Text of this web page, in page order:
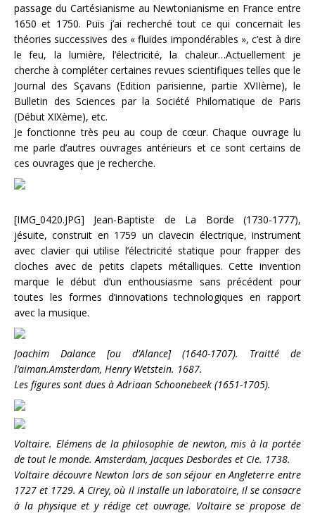
passage du Cartésianisme au Newtonianisme en France entre
1650 et 1750. Puis j’ai recherché tout ce qui concernait les
théories successives des « fluides impondérables », c’est à dire
le feu, la lumière, l’électricité, la chaleur…Actuellement je
cherche à compléter certaines revues scientifiques telles que le
Journal des Sçavans (Edition parisienne, partie XVIIème), le
Bulletin des Sciences par la Société Philomatique de Paris
(Début XIXème), etc.
Je fonctionne très peu au coup de cœur. Chaque ouvrage lu
me parle d’autres ouvrages antérieurs et ce sont certains de
ces ouvrages que je recherche.
[IMG_0420.JPG] Jean-Baptiste de La Borde (1730-1777),
jésuite, construit en 1759 un clavecin électrique, instrument
avec clavier qui utilise l’électricité statique pour frapper des
cloches avec de petits clapets métalliques. Cette invention
marque le début d’un enthousiasme sans précédent pour
toutes les formes d’innovations technologiques en rapport
avec la musique.
Joachim Dalance [ou d’Alance] (1640-1707). Traitté de
l’aiman.Amsterdam, Henry Wetstein. 1687.
Les figures sont dues à Adriaan Schoonebeek (1651-1705).
Voltaire. Elémens de la philosophie de newton, mis à la portée
de tout le monde. Amsterdam, Jacques Desbordes et Cie. 1738.
Voltaire découvre Newton lors de son séjour en Angleterre entre
1727 et 1729. A Cirey, où il installe un laboratoire, il se consacre
à la physique et y rédige cet ouvrage. Voltaire se propose de